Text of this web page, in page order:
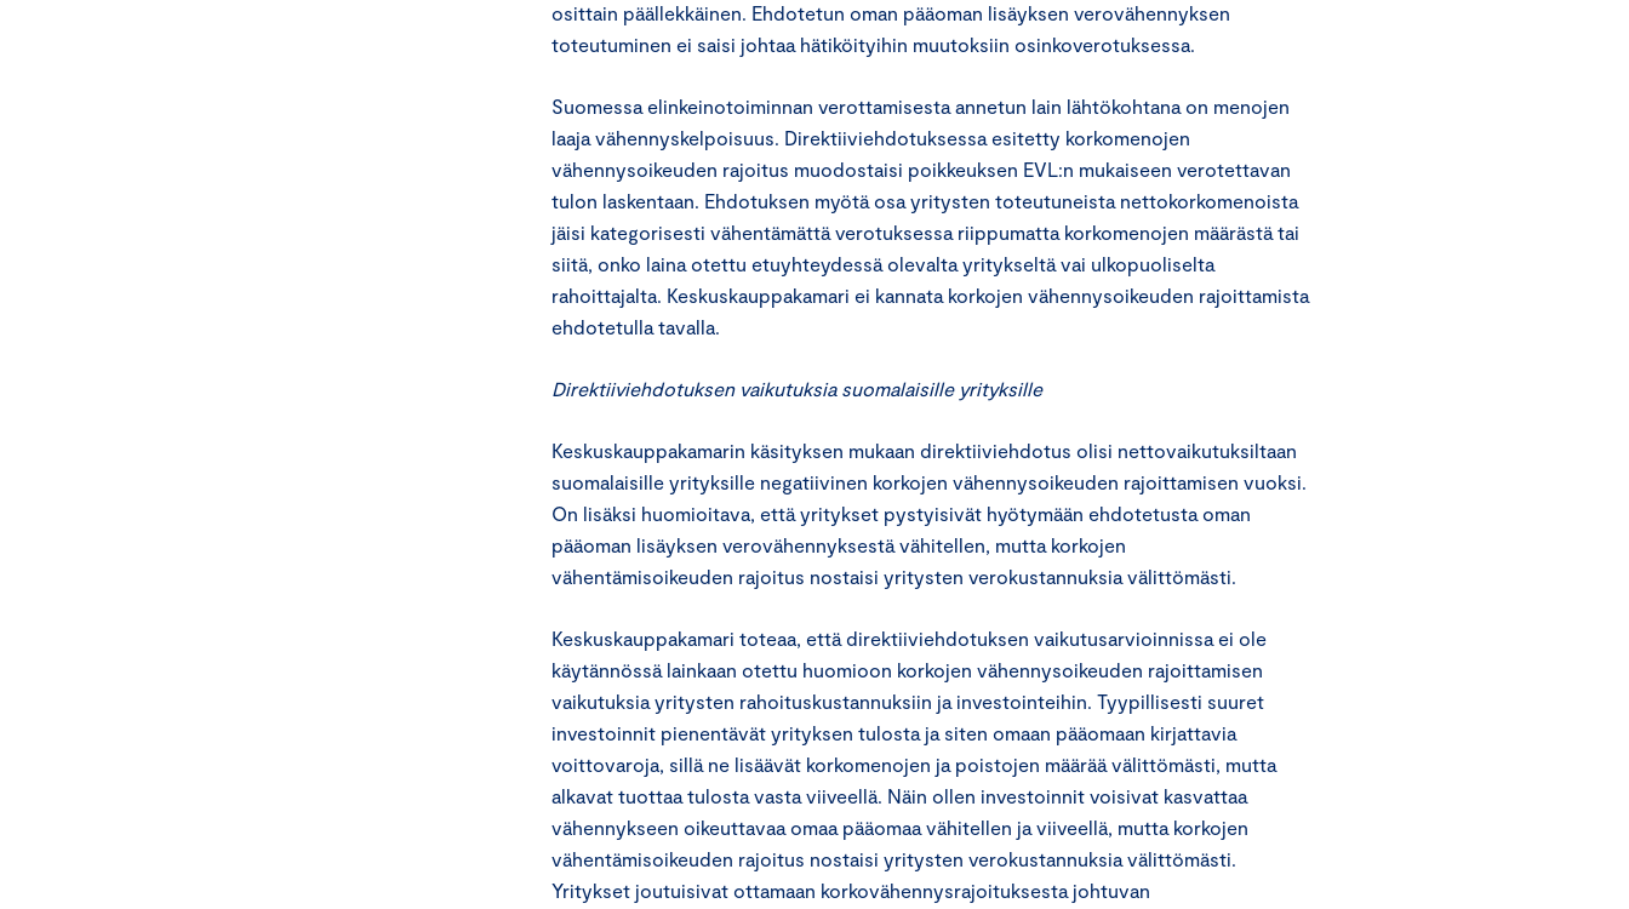
osittain päällekkäinen. Ehdotetun oman pääoman lisäyksen verovähennyksen
toteutuminen ei saisi johtaa hätiköityihin muutoksiin osinkoverotuksessa.
Suomessa elinkeinotoiminnan verottamisesta annetun lain lähtökohtana on menojen
laaja vähennyskelpoisuus. Direktiiviehdotuksessa esitetty korkomenojen
vähennysoikeuden rajoitus muodostaisi poikkeuksen EVL:n mukaiseen verotettavan
tulon laskentaan. Ehdotuksen myötä osa yritysten toteutuneista nettokorkomenoista
jäisi kategorisesti vähentämättä verotuksessa riippumatta korkomenojen määrästä tai
siitä, onko laina otettu etuyhteydessä olevalta yritykseltä vai ulkopuoliselta
rahoittajalta. Keskuskauppakamari ei kannata korkojen vähennysoikeuden rajoittamista
ehdotetulla tavalla.
Direktiiviehdotuksen vaikutuksia suomalaisille yrityksille
Keskuskauppakamarin käsityksen mukaan direktiiviehdotus olisi nettovaikutuksiltaan
suomalaisille yrityksille negatiivinen korkojen vähennysoikeuden rajoittamisen vuoksi.
On lisäksi huomioitava, että yritykset pystyisivät hyötymään ehdotetusta oman
pääoman lisäyksen verovähennyksestä vähitellen, mutta korkojen
vähentämisoikeuden rajoitus nostaisi yritysten verokustannuksia välittömästi.
Keskuskauppakamari toteaa, että direktiiviehdotuksen vaikutusarvioinnissa ei ole
käytännössä lainkaan otettu huomioon korkojen vähennysoikeuden rajoittamisen
vaikutuksia yritysten rahoituskustannuksiin ja investointeihin. Tyypillisesti suuret
investoinnit pienentävät yrityksen tulosta ja siten omaan pääomaan kirjattavia
voittovaroja, sillä ne lisäävät korkomenojen ja poistojen määrää välittömästi, mutta
alkavat tuottaa tulosta vasta viiveellä. Näin ollen investoinnit voisivat kasvattaa
vähennykseen oikeuttavaa omaa pääomaa vähitellen ja viiveellä, mutta korkojen
vähentämisoikeuden rajoitus nostaisi yritysten verokustannuksia välittömästi.
Yritykset joutuisivat ottamaan korkovähennysrajoituksesta johtuvan